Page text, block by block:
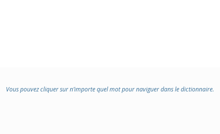
Vous pouvez cliquer sur n’importe quel mot pour naviguer dans le dictionnaire.